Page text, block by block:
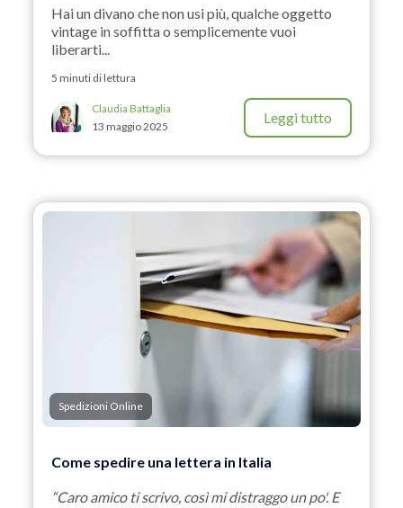
Hai un divano che non usi più, qualche oggetto
vintage in soffitta o semplicemente vuoi
liberarti...
5 minuti di lettura
Claudia Battaglia
13 maggio 2025
Leggi tutto
Spedizioni Online
Come spedire una lettera in Italia
“Caro amico ti scrivo, così mi distraggo un po'. E